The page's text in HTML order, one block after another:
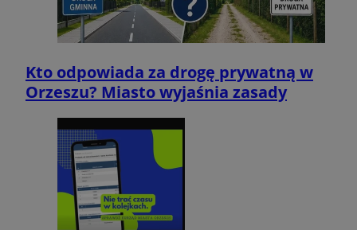
Kto odpowiada za drogę prywatną w
Orzeszu? Miasto wyjaśnia zasady